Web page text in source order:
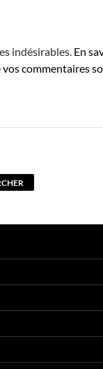
indésirables. En
vos commentaires